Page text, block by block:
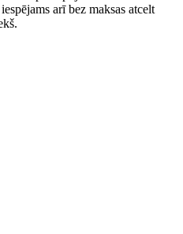
arī bez maksas atcelt